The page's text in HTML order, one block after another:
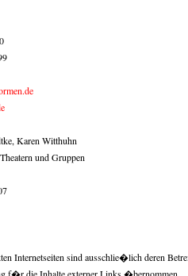
Karen Witthuhn
und Gruppen
Internetseiten sind ausschlie�lich deren